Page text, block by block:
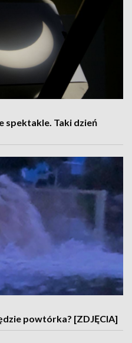
spektakle. Taki dzień
powtórka? [ZDJĘCIA]